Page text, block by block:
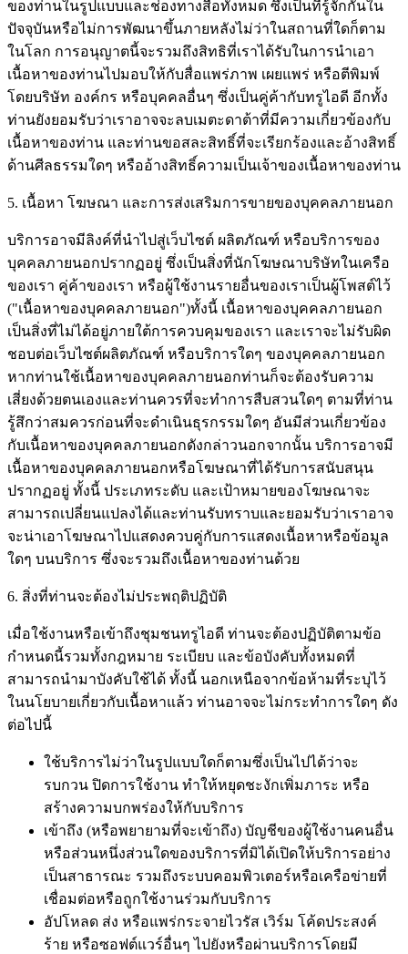
ของท่านในรูปแบบและช่องทางสื่อทั้งหมด ซึ่งเป็นที่รู้จักกันใน
ปัจจุบันหรือไม่การพัฒนาขึ้นภายหลังไม่ว่าในสถานที่ใดก็ตาม
ในโลก การอนุญาตนี้จะรวมถึงสิทธิที่เราได้รับในการนำเอา
เนื้อหาของท่านไปมอบให้กับสื่อแพร่ภาพ เผยแพร่ หรือตีพิมพ์
โดยบริษัท องค์กร หรือบุคคลอื่นๆ ซึ่งเป็นคู่ค้ากับทรูไอดี อีกทั้ง
ท่านยังยอมรับว่าเราอาจจะลบเมตะดาต้าที่มีความเกี่ยวข้องกับ
เนื้อหาของท่าน และท่านขอสละสิทธิ์ที่จะเรียกร้องและอ้างสิทธิ์
ด้านศีลธรรมใดๆ หรืออ้างสิทธิ์ความเป็นเจ้าของเนื้อหาของท่าน
5. เนื้อหา โฆษณา และการส่งเสริมการขายของบุคคลภายนอก
บริการอาจมีลิงค์ที่นำไปสู่เว็บไซต์ ผลิตภัณฑ์ หรือบริการของ
บุคคลภายนอกปรากฏอยู่ ซึ่งเป็นสิ่งที่นักโฆษณาบริษัทในเครือ
ของเรา คู่ค้าของเรา หรือผู้ใช้งานรายอื่นของเราเป็นผู้โพสต์ไว้
("เนื้อหาของบุคคลภายนอก")ทั้งนี้ เนื้อหาของบุคคลภายนอก
เป็นสิ่งที่ไม่ได้อยู่ภายใต้การควบคุมของเรา และเราจะไม่รับผิด
ชอบต่อเว็บไซต์ผลิตภัณฑ์ หรือบริการใดๆ ของบุคคลภายนอก
หากท่านใช้เนื้อหาของบุคคลภายนอกท่านก็จะต้องรับความ
เสี่ยงด้วยตนเองและท่านควรที่จะทำการสืบสวนใดๆ ตามที่ท่าน
รู้สึกว่าสมควรก่อนที่จะดำเนินธุรกรรมใดๆ อันมีส่วนเกี่ยวข้อง
กับเนื้อหาของบุคคลภายนอกดังกล่าวนอกจากนั้น บริการอาจมี
เนื้อหาของบุคคลภายนอกหรือโฆษณาที่ได้รับการสนับสนุน
ปรากฏอยู่ ทั้งนี้ ประเภทระดับ และเป้าหมายของโฆษณาจะ
สามารถเปลี่ยนแปลงได้และท่านรับทราบและยอมรับว่าเราอาจ
จะน่าเอาโฆษณาไปแสดงควบคู่กับการแสดงเนื้อหาหรือข้อมูล
ใดๆ บนบริการ ซึ่งจะรวมถึงเนื้อหาของท่านด้วย
6. สิ่งที่ท่านจะต้องไม่ประพฤติปฏิบัติ
เมื่อใช้งานหรือเข้าถึงชุมชนทรูไอดี ท่านจะต้องปฏิบัติตามข้อ
กำหนดนี้รวมทั้งกฎหมาย ระเบียบ และข้อบังคับทั้งหมดที่
สามารถนำมาบังคับใช้ได้ ทั้งนี้ นอกเหนือจากข้อห้ามที่ระบุไว้
ในนโยบายเกี่ยวกับเนื้อหาแล้ว ท่านอาจจะไม่กระทำการใดๆ ดัง
ต่อไปนี้
ใช้บริการไม่ว่าในรูปแบบใดก็ตามซึ่งเป็นไปได้ว่าจะ
รบกวน ปิดการใช้งาน ทำให้หยุดชะงักเพิ่มภาระ หรือ
สร้างความบกพร่องให้กับบริการ
เข้าถึง (หรือพยายามที่จะเข้าถึง) บัญชีของผู้ใช้งานคนอื่น
หรือส่วนหนึ่งส่วนใดของบริการที่มิได้เปิดให้บริการอย่าง
เป็นสาธารณะ รวมถึงระบบคอมพิวเตอร์หรือเครือข่ายที่
เชื่อมต่อหรือถูกใช้งานร่วมกับบริการ
อัปโหลด ส่ง หรือแพร่กระจายไวรัส เวิร์ม โค้ดประสงค์
ร้าย หรือซอฟต์แวร์อื่นๆ ไปยังหรือผ่านบริการโดยมี